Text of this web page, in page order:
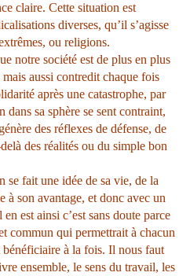
claire. Cette situation est
diverses, qu’il s’agisse
ou religions.
notre société est de plus en plus
aussi contredit chaque fois
après une catastrophe, par
sa sphère se sent contraint,
des réflexes de défense, de
des réalités ou du simple bon
se fait une idée de sa vie, de la
à son avantage, et donc avec un
est ainsi c’est sans doute parce
commun qui permettrait à chacun
à la fois. Il nous faut
ensemble, le sens du travail, les